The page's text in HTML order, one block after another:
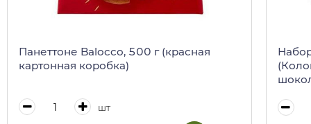
Панеттоне Balocco, 500 г (красная
картонная коробка)
шт